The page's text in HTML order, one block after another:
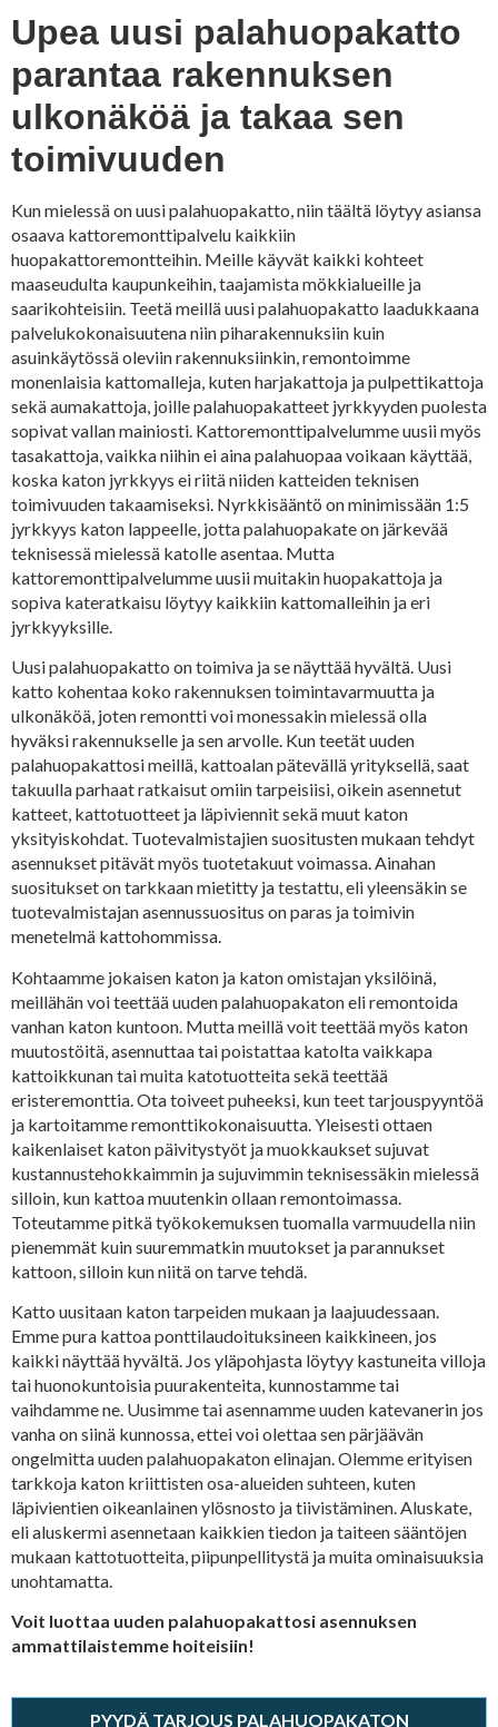
Upea uusi palahuopakatto
parantaa rakennuksen
ulkonäköä ja takaa sen
toimivuuden
Kun mielessä on uusi palahuopakatto, niin täältä löytyy asiansa
osaava kattoremonttipalvelu kaikkiin
huopakattoremontteihin. Meille käyvät kaikki kohteet
maaseudulta kaupunkeihin, taajamista mökkialueille ja
saarikohteisiin. Teetä meillä uusi palahuopakatto laadukkaana
palvelukokonaisuutena niin piharakennuksiin kuin
asuinkäytössä oleviin rakennuksiinkin, remontoimme
monenlaisia kattomalleja, kuten harjakattoja ja pulpettikattoja
sekä aumakattoja, joille palahuopakatteet jyrkkyyden puolesta
sopivat vallan mainiosti. Kattoremonttipalvelumme uusii myös
tasakattoja, vaikka niihin ei aina palahuopaa voikaan käyttää,
koska katon jyrkkyys ei riitä niiden katteiden teknisen
toimivuuden takaamiseksi. Nyrkkisääntö on minimissään 1:5
jyrkkyys katon lappeelle, jotta palahuopakate on järkevää
teknisessä mielessä katolle asentaa. Mutta
kattoremonttipalvelumme uusii muitakin huopakattoja ja
sopiva kateratkaisu löytyy kaikkiin kattomalleihin ja eri
jyrkkyyksille.
Uusi palahuopakatto on toimiva ja se näyttää hyvältä. Uusi
katto kohentaa koko rakennuksen toimintavarmuutta ja
ulkonäköä, joten remontti voi monessakin mielessä olla
hyväksi rakennukselle ja sen arvolle. Kun teetät uuden
palahuopakattosi meillä, kattoalan pätevällä yrityksellä, saat
takuulla parhaat ratkaisut omiin tarpeisiisi, oikein asennetut
katteet, kattotuotteet ja läpiviennit sekä muut katon
yksityiskohdat. Tuotevalmistajien suositusten mukaan tehdyt
asennukset pitävät myös tuotetakuut voimassa. Ainahan
suositukset on tarkkaan mietitty ja testattu, eli yleensäkin se
tuotevalmistajan asennussuositus on paras ja toimivin
menetelmä kattohommissa.
Kohtaamme jokaisen katon ja katon omistajan yksilöinä,
meillähän voi teettää uuden palahuopakaton eli remontoida
vanhan katon kuntoon. Mutta meillä voit teettää myös katon
muutostöitä, asennuttaa tai poistattaa katolta vaikkapa
kattoikkunan tai muita katotuotteita sekä teettää
eristeremonttia. Ota toiveet puheeksi, kun teet tarjouspyyntöä
ja kartoitamme remonttikokonaisuutta. Yleisesti ottaen
kaikenlaiset katon päivitystyöt ja muokkaukset sujuvat
kustannustehokkaimmin ja sujuvimmin teknisessäkin mielessä
silloin, kun kattoa muutenkin ollaan remontoimassa.
Toteutamme pitkä työkokemuksen tuomalla varmuudella niin
pienemmät kuin suuremmatkin muutokset ja parannukset
kattoon, silloin kun niitä on tarve tehdä.
Katto uusitaan katon tarpeiden mukaan ja laajuudessaan.
Emme pura kattoa ponttilaudoituksineen kaikkineen, jos
kaikki näyttää hyvältä. Jos yläpohjasta löytyy kastuneita villoja
tai huonokuntoisia puurakenteita, kunnostamme tai
vaihdamme ne. Uusimme tai asennamme uuden katevanerin jos
vanha on siinä kunnossa, ettei voi olettaa sen pärjäävän
ongelmitta uuden palahuopakaton elinajan. Olemme erityisen
tarkkoja katon kriittisten osa-alueiden suhteen, kuten
läpivientien oikeanlainen ylösnosto ja tiivistäminen. Aluskate,
eli aluskermi asennetaan kaikkien tiedon ja taiteen sääntöjen
mukaan kattotuotteita, piipunpellitystä ja muita ominaisuuksia
unohtamatta.
Voit luottaa uuden palahuopakattosi asennuksen
ammattilaistemme hoiteisiin!
PYYDÄ TARJOUS PALAHUOPAKATON